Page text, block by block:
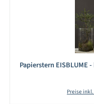
Papierstern EISBLUME
Preise